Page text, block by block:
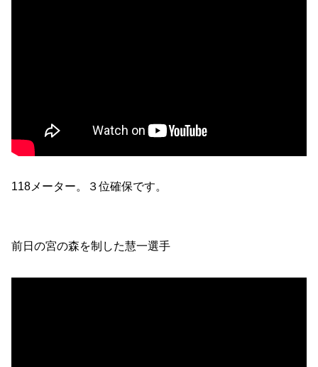
118メーター。３位確保です。
前日の宮の森を制した慧一選手